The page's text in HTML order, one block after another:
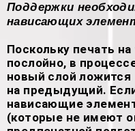
Поддержки
нависающих
Поскольку печать
послойно, в
новый слой ложится
на предыдущий.
нависающие
(которые не имеют